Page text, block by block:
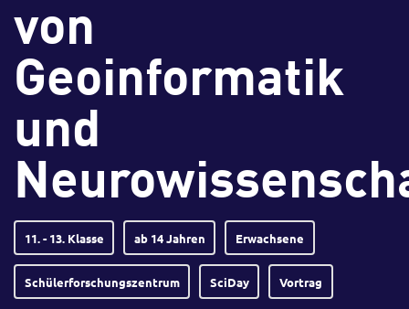
von
Geoinformatik
und
11. - 13. Klasse ab 14 Jahren Erwachsene
Schülerforschungszentrum SciDay Vortrag